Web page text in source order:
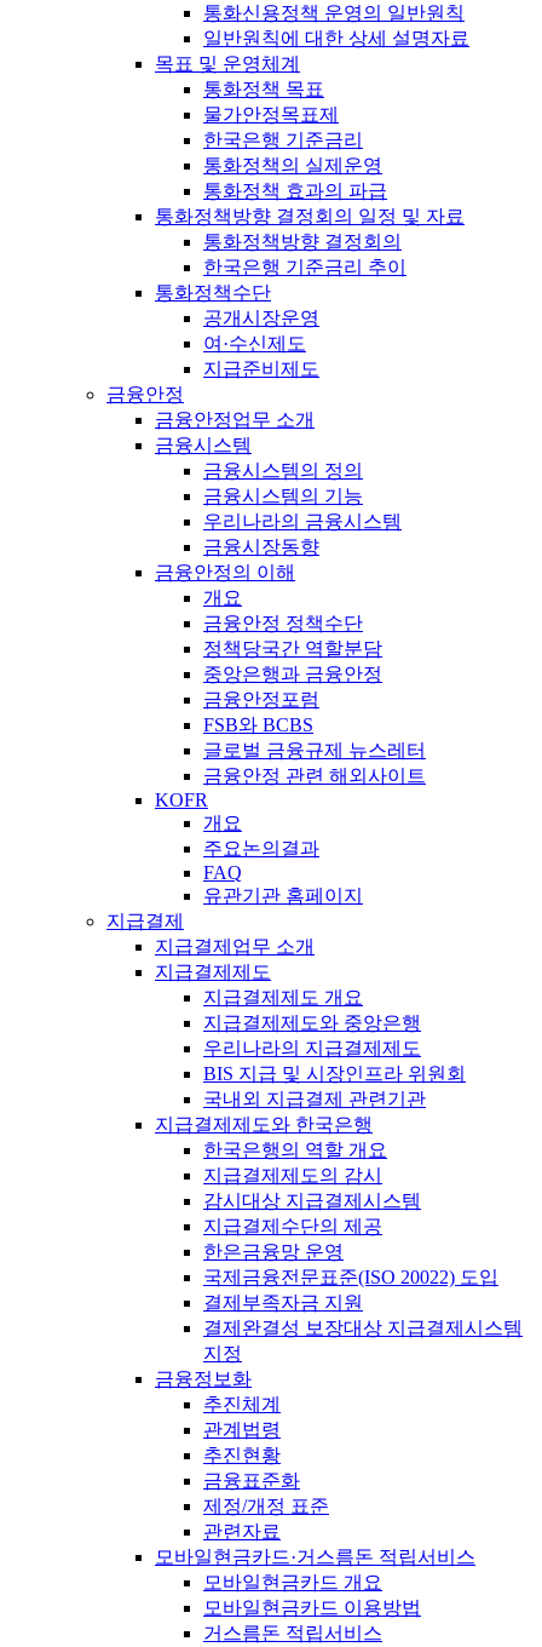
통화신용정책 운영의 일반원칙
일반원칙에 대한 상세 설명자료
목표 및 운영체계
통화정책 목표
물가안정목표제
한국은행 기준금리
통화정책의 실제운영
통화정책 효과의 파급
통화정책방향 결정회의 일정 및 자료
통화정책방향 결정회의
한국은행 기준금리 추이
통화정책수단
공개시장운영
여·수신제도
지급준비제도
금융안정
금융안정업무 소개
금융시스템
금융시스템의 정의
금융시스템의 기능
우리나라의 금융시스템
금융시장동향
금융안정의 이해
개요
금융안정 정책수단
정책당국간 역할분담
중앙은행과 금융안정
금융안정포럼
FSB와 BCBS
글로벌 금융규제 뉴스레터
금융안정 관련 해외사이트
KOFR
개요
주요논의결과
FAQ
유관기관 홈페이지
지급결제
지급결제업무 소개
지급결제제도
지급결제제도 개요
지급결제제도와 중앙은행
우리나라의 지급결제제도
BIS 지급 및 시장인프라 위원회
국내외 지급결제 관련기관
지급결제제도와 한국은행
한국은행의 역할 개요
지급결제제도의 감시
감시대상 지급결제시스템
지급결제수단의 제공
한은금융망 운영
국제금융전문표준(ISO 20022) 도입
결제부족자금 지원
결제완결성 보장대상 지급결제시스템
지정
금융정보화
추진체계
관계법령
추진현황
금융표준화
제정/개정 표준
관련자료
모바일현금카드·거스름돈 적립서비스
모바일현금카드 개요
모바일현금카드 이용방법
거스름돈 적립서비스